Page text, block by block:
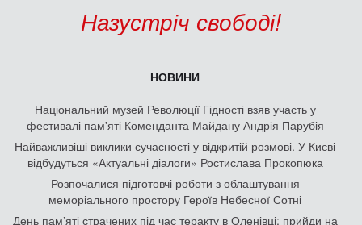
Назустріч свободі!
НОВИНИ
Національний музей Революції Гідності взяв участь у
фестивалі пам'яті Коменданта Майдану Андрія Парубія
Найважливіші виклики сучасності у відкритій розмові. У Києві
відбудуться «Актуальні діалоги» Ростислава Прокопюка
Розпочалися підготовчі роботи з облаштування
меморіального простору Героїв Небесної Сотні
День памʼяті страчених під час теракту в Оленівці: прийди на